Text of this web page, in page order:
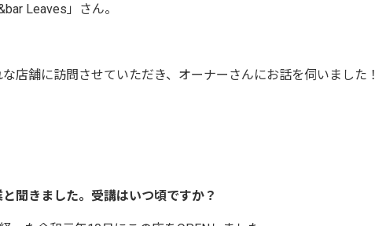
Leaves」さん。
店舗に訪問させていただき、オーナーさんにお話を伺いました！
聞きました。受講はいつ頃ですか？